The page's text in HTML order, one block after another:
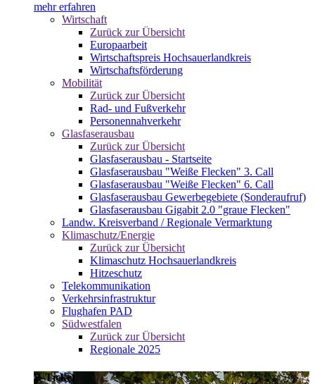
mehr erfahren
Wirtschaft
Zurück zur Übersicht
Europaarbeit
Wirtschaftspreis Hochsauerlandkreis
Wirtschaftsförderung
Mobilität
Zurück zur Übersicht
Rad- und Fußverkehr
Personennahverkehr
Glasfaserausbau
Zurück zur Übersicht
Glasfaserausbau - Startseite
Glasfaserausbau "Weiße Flecken" 3. Call
Glasfaserausbau "Weiße Flecken" 6. Call
Glasfaserausbau Gewerbegebiete (Sonderaufruf)
Glasfaserausbau Gigabit 2.0 "graue Flecken"
Landw. Kreisverband / Regionale Vermarktung
Klimaschutz/Energie
Zurück zur Übersicht
Klimaschutz Hochsauerlandkreis
Hitzeschutz
Telekommunikation
Verkehrsinfrastruktur
Flughafen PAD
Südwestfalen
Zurück zur Übersicht
Regionale 2025
E-Ticket